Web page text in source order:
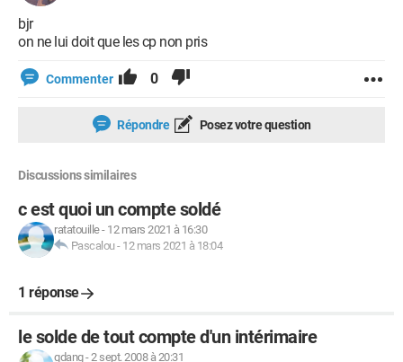
bjr
on ne lui doit que les cp non pris
Commenter 0
Répondre Posez votre question
Discussions similaires
c est quoi un compte soldé
ratatouille- 12 mars 2021 à 16:30
Pascalou- 12 mars 2021 à 18:04
1 réponse
le solde de tout compte d'un intérimaire
gdang-2 sept. 2008 à 20:31